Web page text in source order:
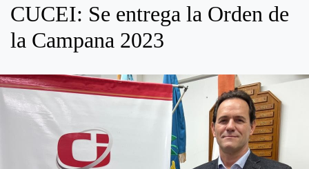
CUCEI: Se entrega la Orden de
la Campana 2023